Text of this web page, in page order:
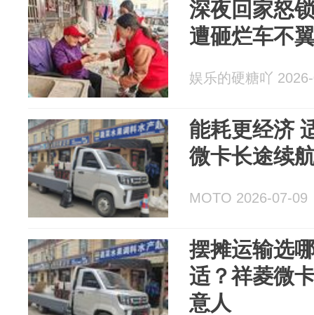
深夜回家怒
遭砸烂车不
娱乐的硬糖吖
能耗更经济
微卡长途续
MOTO 2026-07-09
摆摊运输选
适？祥菱微
意人